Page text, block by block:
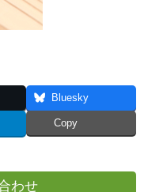
Bluesky
Copy
わせ